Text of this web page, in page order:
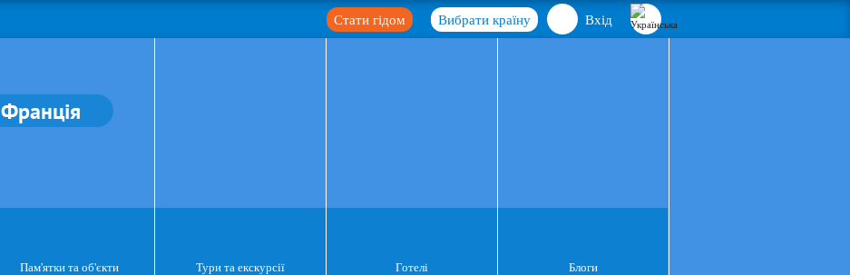
Вхід
Вибрати країну
Стати гідом
Франція
Пам'ятки та об'єкти Тури та екскурсії Готелі Блоги